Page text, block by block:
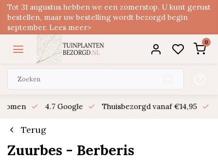
Tot 31 augustus hebben we een zomerstop. U kunt gerust
bestellen, maar uw bestelling wordt bezorgd begin
september. Lees meer>
0
4.7 Google Thuisbezorgd vanaf €14,95
Terug
Zuurbes - Berberis